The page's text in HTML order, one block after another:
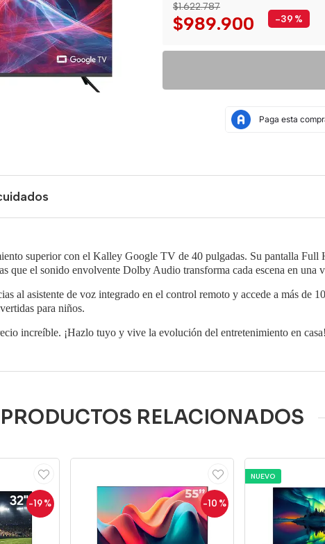
$1.622.787
$989.900 -39 %
superior con el Kalley Google TV de 40 pulgadas. Su pantalla
que el sonido envolvente Dolby Audio transforma cada escena en una
al asistente de voz integrado en el control remoto y accede a más de
para niños.
increíble. ¡Hazlo tuyo y vive la evolución del entretenimiento en casa!
PRODUCTOS RELACIONADOS
-19 % -10 %
NUEVO